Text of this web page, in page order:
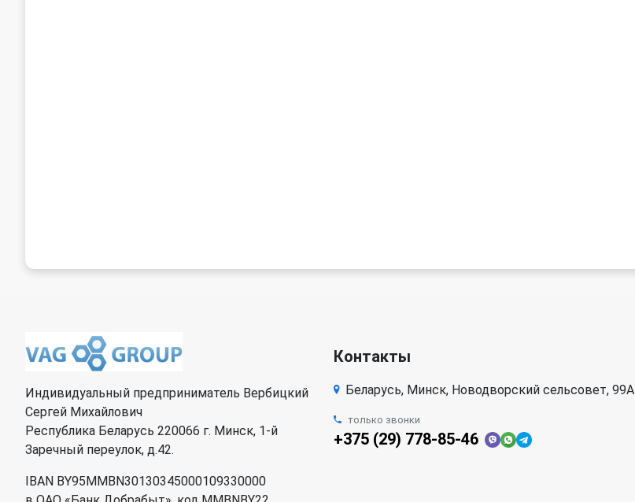
Индивидуальный предприниматель Вербицкий
Сергей Михайлович
Республика Беларусь 220066 г. Минск, 1-й
Заречный переулок, д.42.
IBAN BY95MMBN30130345000109330000
Контакты
Беларусь, Минск, Новодворский сельсовет, 99А
только звонки
+375 (29) 778-85-46